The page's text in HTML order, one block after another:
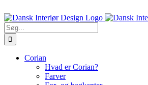
to
content
Søg
efter:
Corian
Hvad er Corian?
Farver